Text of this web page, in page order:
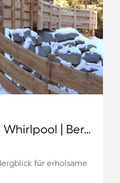
Chalet mit Terrasse, Sauna und Whirlpool | Bergblick
für erholsame